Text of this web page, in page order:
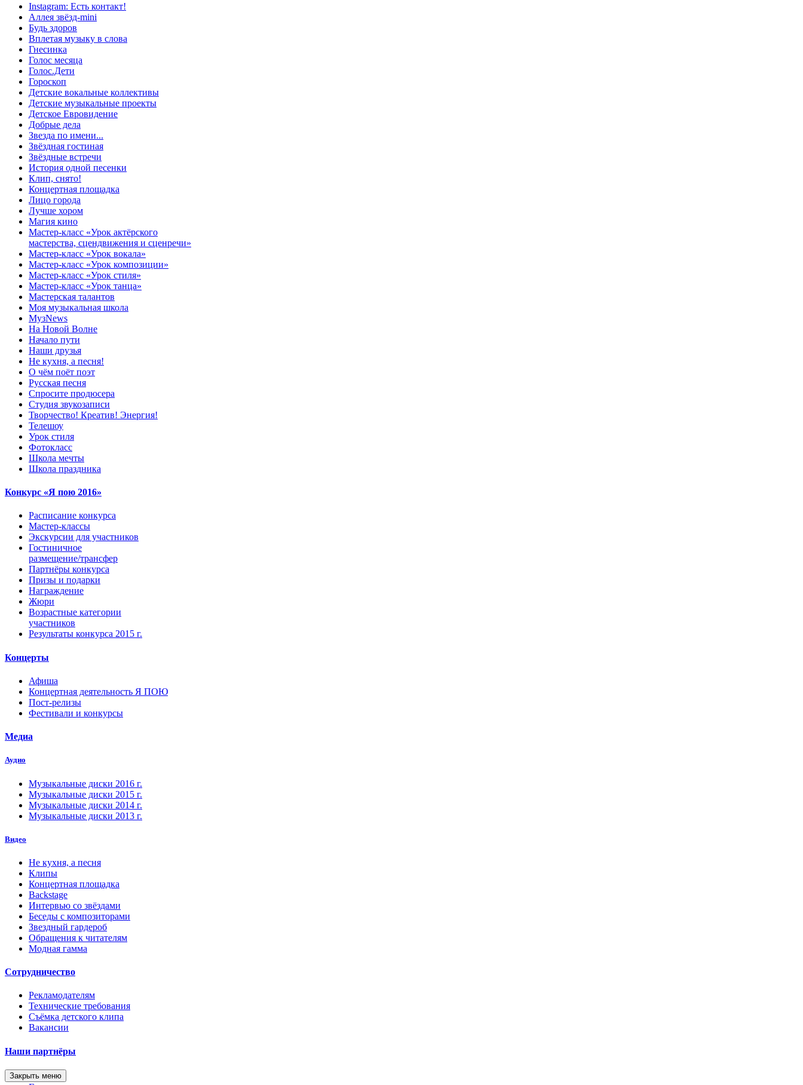
Instagram: Есть контакт!
Аллея звёзд-mini
Будь здоров
Вплетая музыку в слова
Гнесинка
Голос месяца
Голос.Дети
Гороскоп
Детские вокальные коллективы
Детские музыкальные проекты
Детское Евровидение
Добрые дела
Звезда по имени...
Звёздная гостиная
Звёздные встречи
История одной песенки
Клип, снято!
Концертная площадка
Лицо города
Лучше хором
Магия кино
Мастер-класс «Урок актёрского
мастерства, сцендвижения и сценречи»
Мастер-класс «Урок вокала»
Мастер-класс «Урок композиции»
Мастер-класс «Урок стиля»
Мастер-класс «Урок танца»
Мастерская талантов
Моя музыкальная школа
МузNews
На Новой Волне
Начало пути
Наши друзья
Не кухня, а песня!
О чём поёт поэт
Русская песня
Спросите продюсера
Студия звукозаписи
Творчество! Креатив! Энергия!
Телешоу
Урок стиля
Фотокласс
Школа мечты
Школа праздника
Конкурс «Я пою 2016»
Расписание конкурса
Мастер-классы
Экскурсии для участников
Гостиничное
размещение/трансфер
Партнёры конкурса
Призы и подарки
Награждение
Жюри
Возрастные категории
участников
Результаты конкурса 2015 г.
Концерты
Афиша
Концертная деятельность Я ПОЮ
Пост-релизы
Фестивали и конкурсы
Медиа
Аудио
Музыкальные диски 2016 г.
Музыкальные диски 2015 г.
Музыкальные диски 2014 г.
Музыкальные диски 2013 г.
Видео
Не кухня, а песня
Клипы
Концертная площадка
Backstage
Интервью со звёздами
Беседы с композиторами
Звездный гардероб
Обращения к читателям
Модная гамма
Сотрудничество
Рекламодателям
Технические требования
Съёмка детского клипа
Вакансии
Наши партнёры
Закрыть меню